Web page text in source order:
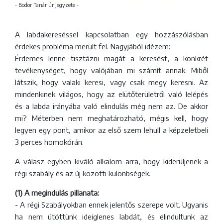
- Bodor Tanár úr jegyzete -
A labdakereséssel kapcsolatban egy hozzászólásban
érdekes probléma merült fel. Nagyjából idézem:
Érdemes lenne tisztázni magát a keresést, a konkrét
tevékenységet, hogy valójában mi számít annak. Miből
látszik, hogy valaki keresi, vagy csak megy keresni. Az
mindenkinek világos, hogy az elütőterületről való lelépés
és a labda irányába való elindulás még nem az. De akkor
mi? Méterben nem meghatározható, mégis kell, hogy
legyen egy pont, amikor az első szem lehull a képzeletbeli
3 perces homokórán.
A válasz egyben kiváló alkalom arra, hogy kiderüljenek a
régi szabály és az új közötti különbségek.
(1) A megindulás pillanata:
- A régi Szabályokban ennek jelentős szerepe volt. Ugyanis
ha nem ütöttünk ideiglenes labdát, és elindultunk az